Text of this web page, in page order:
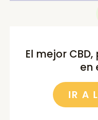
El mejor
en
IR A